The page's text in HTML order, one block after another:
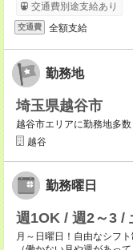
交通費別途支給あり
交通費 全額支給
勤務地
埼玉県越谷市
越谷市エリアに勤務地多
越谷
勤務曜日
週1OK / 週2～3 /
月～日曜日！自由なシフ